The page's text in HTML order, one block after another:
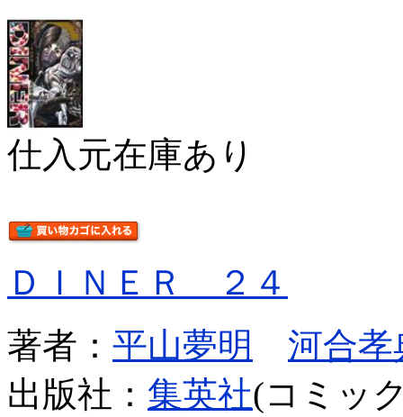
仕入元在庫あり
ＤＩＮＥＲ ２４
著者： 平山夢明
河合孝
出版社： 集英社(コミッ